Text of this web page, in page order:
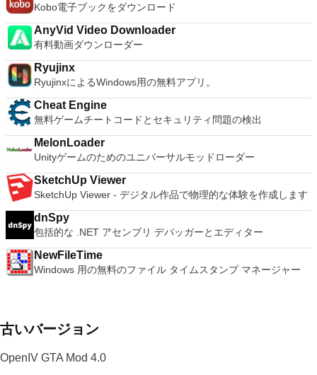
Kobo電子ブックをダウンロード
AnyVid Video Downloader
有料動画ダウンローダー
Ryujinx
RyujinxによるWindows用の無料アプリ。
Cheat Engine
無料ゲームチートコードとセキュリティ問題の検出
MelonLoader
Unityゲームのためのユニバーサルモッドローダー
SketchUp Viewer
SketchUp Viewer - デジタル作品で物理的な体験を作成します
dnSpy
包括的な .NET アセンブリ デバッガーとエディター
NewFileTime
Windows 用の無料のファイル タイムスタンプ マネージャー
古いバージョン
OpenIV GTA Mod 4.0